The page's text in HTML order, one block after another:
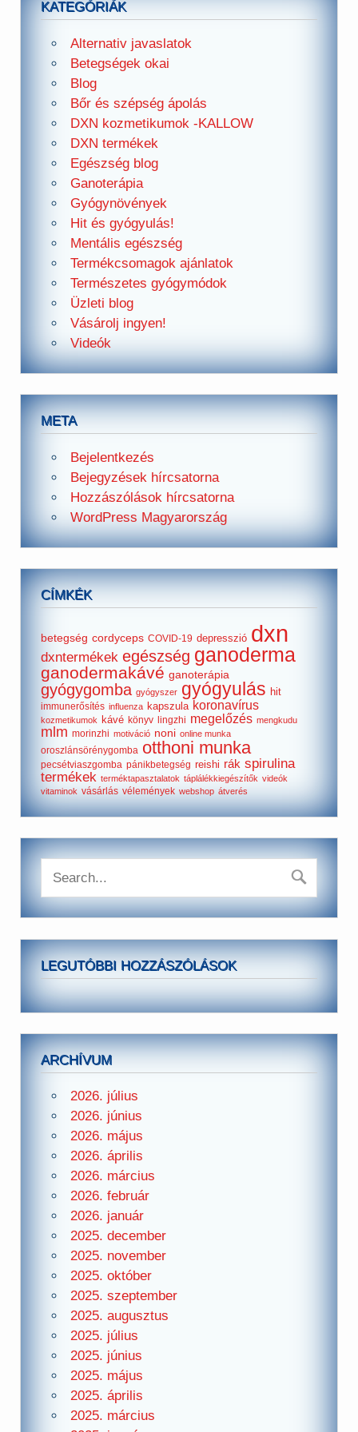
KATEGÓRIÁK
Alternativ javaslatok
Betegségek okai
Blog
Bőr és szépség ápolás
DXN kozmetikumok -KALLOW
DXN termékek
Egészség blog
Ganoterápia
Gyógynövények
Hit és gyógyulás!
Mentális egészség
Termékcsomagok ajánlatok
Természetes gyógymódok
Üzleti blog
Vásárolj ingyen!
Videók
META
Bejelentkezés
Bejegyzések hírcsatorna
Hozzászólások hírcsatorna
WordPress Magyarország
CÍMKÉK
betegség cordyceps COVID-19 depresszió dxn
dxntermékek egészség ganoderma
ganodermakávé ganoterápia
gyógygomba gyógyszer gyógyulás hit
immunerősítés influenza kapszula koronavírus
kozmetikumok kávé könyv lingzhi megelőzés mengkudu
mlm morinzhi motiváció noni online munka
oroszlánsörénygomba otthoni munka
pecsétviaszgomba pánikbetegség reishi rák spirulina
termékek terméktapasztalatok táplálékkiegészítők videók
vitaminok vásárlás vélemények webshop átverés
LEGUTÓBBI HOZZÁSZÓLÁSOK
ARCHÍVUM
2026. július
2026. június
2026. május
2026. április
2026. március
2026. február
2026. január
2025. december
2025. november
2025. október
2025. szeptember
2025. augusztus
2025. július
2025. június
2025. május
2025. április
2025. március